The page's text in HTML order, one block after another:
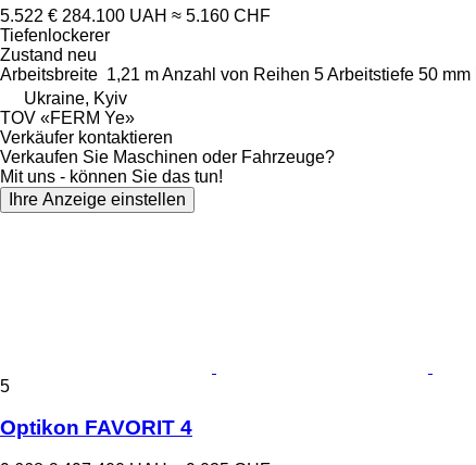
5.522 € 284.100 UAH ≈ 5.160 CHF
Tiefenlockerer
Zustand neu
Arbeitsbreite 1,21 mAnzahl von Reihen 5Arbeitstiefe 50 mm
Ukraine, Kyiv
TOV «FERM Ye»
Verkäufer kontaktieren
Verkaufen Sie Maschinen oder Fahrzeuge?
Mit uns - können Sie das tun!
Ihre Anzeige einstellen
5
Optikon FAVORIT 4